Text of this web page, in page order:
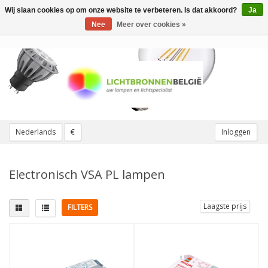
Nederlands € Inloggen
Toggle
Electronisch VSA PL lampen
FILTERS Laagste prijs
(4)
Wij slaan cookies op om onze website te verbeteren. Is dat akkoord?
Ja
Nee
Meer over cookies »